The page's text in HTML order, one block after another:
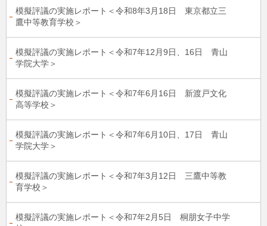
模擬評議の実施レポート＜令和8年3月18日 東京都立三
鷹中等教育学校＞
模擬評議の実施レポート＜令和7年12月9日、16日 青山
学院大学＞
模擬評議の実施レポート＜令和7年6月16日 新渡戸文化
高等学校＞
模擬評議の実施レポート＜令和7年6月10日、17日 青山
学院大学＞
模擬評議の実施レポート＜令和7年3月12日 三鷹中等教
育学校＞
模擬評議の実施レポート＜令和7年2月5日 桐朋女子中学